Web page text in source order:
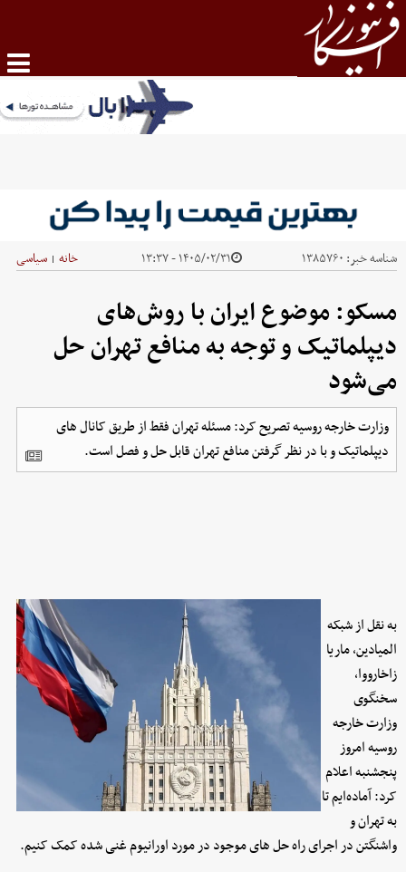
شناسه خبر: ۱۳۸۵۷۶۰ ۱۴۰۵/۰۲/۳۱ - ۱۳:۳۷ خانه | سیاسی
مسکو: موضوع ایران با روش‌های
دیپلماتیک و توجه به منافع تهران حل
می‌شود
وزارت خارجه روسیه تصریح کرد: مسئله تهران فقط از طریق کانال‌ های
دیپلماتیک و با در نظر گرفتن منافع تهران قابل حل و فصل است.
به نقل از شبکه
المیادین، ماریا
زاخارووا،
سخنگوی
وزارت خارجه
روسیه امروز
پنجشنبه اعلام
کرد: آماده‌ایم تا
به تهران و
واشنگتن در اجرای راه‌ حل‌ های موجود در مورد اورانیوم غنی‌ شده کمک کنیم.